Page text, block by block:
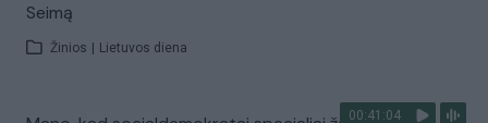
Seimą
Žinios Lietuvos diena
00:41:04